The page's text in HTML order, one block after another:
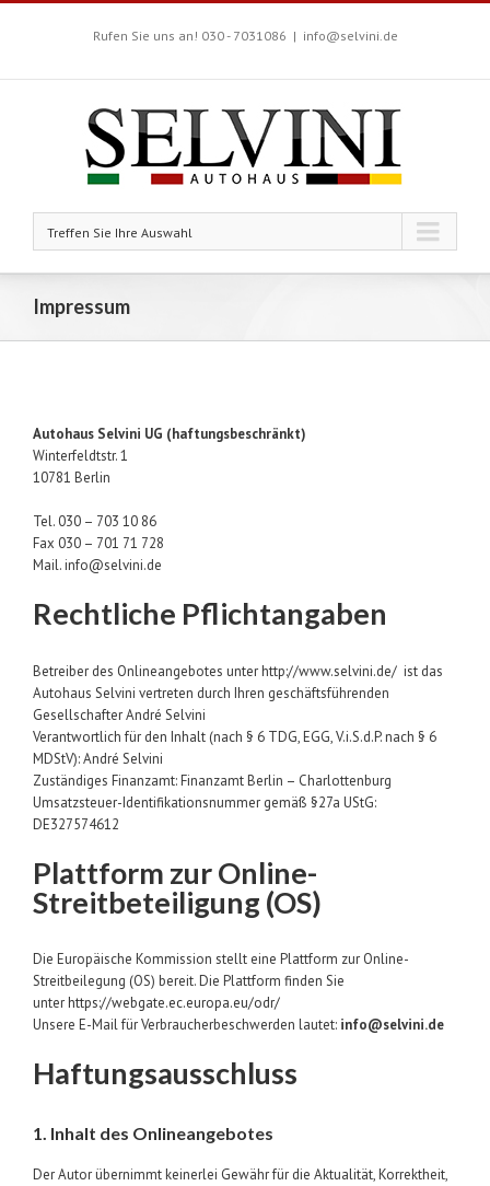
Rufen Sie uns an! 030 - 7031086 | info@selvini.de
Treffen Sie Ihre Auswahl
Impressum
Autohaus Selvini UG (haftungsbeschränkt)
Winterfeldtstr. 1
10781 Berlin
Tel. 030 – 703 10 86
Fax 030 – 701 71 728
Mail. info@selvini.de
Rechtliche Pflichtangaben
Betreiber des Onlineangebotes unter http://www.selvini.de/ ist das
Autohaus Selvini vertreten durch Ihren geschäftsführenden
Gesellschafter André Selvini
Verantwortlich für den Inhalt (nach § 6 TDG, EGG, V.i.S.d.P. nach § 6
MDStV): André Selvini
Zuständiges Finanzamt: Finanzamt Berlin – Charlottenburg
Umsatzsteuer-Identifikationsnummer gemäß §27a UStG:
DE327574612
Plattform zur Online-
Streitbeteiligung (OS)
Die Europäische Kommission stellt eine Plattform zur Online-
Streitbeilegung (OS) bereit. Die Plattform finden Sie
unterhttps://webgate.ec.europa.eu/odr/
Unsere E-Mail für Verbraucherbeschwerden lautet: info@selvini.de
Haftungsausschluss
1. Inhalt des Onlineangebotes
Der Autor übernimmt keinerlei Gewähr für die Aktualität, Korrektheit,